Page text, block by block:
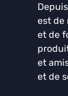
est de
et de
et
et de